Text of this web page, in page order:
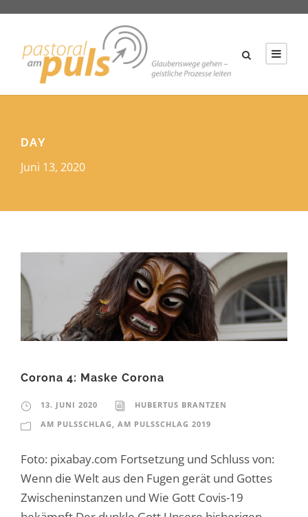
DAY
Juni 13, 2020
Corona 4: Maske Corona
13. JUNI 2020
HUBERTUS BRANTZEN
AM PULSSCHLAG , AM PULSSCHLAG 2019
Foto: pixabay.com Fortsetzung und Schluss von:
Wenn die Welt aus den Fugen gerät und Gottes
Zwischeninstanzen und Wie Gott Covis-19